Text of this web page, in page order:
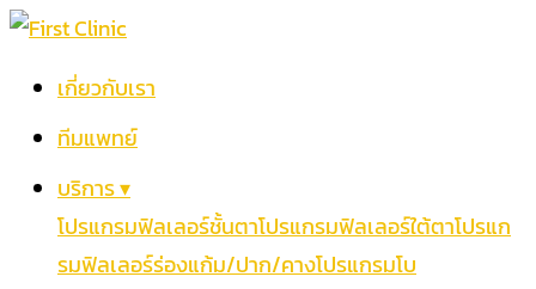
เกี่ยวกับเรา
ทีมแพทย์
บริการ ▾
โปรแกรมฟิลเลอร์ชั้นตาโปรแกรมฟิลเลอร์ใต้ตาโปรแก
รมฟิลเลอร์ร่องแก้ม/ปาก/คางโปรแกรมโบ